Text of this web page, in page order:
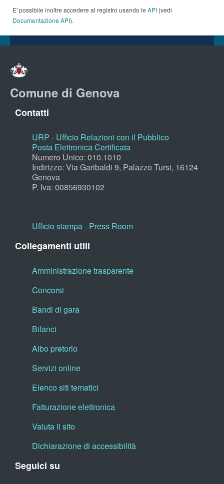
E' possibile inoltre accedere al registro usando le API (vedi
Documentazione API).
Comune di Genova
Contatti
URP - Ufficio Relazioni con il Pubblico
Posta Elettronica Certificata
Numero Unico: 010.1010
Indirizzo: Via Garibaldi 9, Palazzo Tursi, 16124
Genova
P. Iva: 00856930102
Ufficio stampa - Press Room
Collegamenti utili
Amministrazione trasparente
Concorsi
Bandi di gara
Bilanci
Albo pretorio
Servizi online
Elenco siti tematici
Fatturazione elettronica
Valuta il sito
Dichiarazione di accessibilità
Seguici su